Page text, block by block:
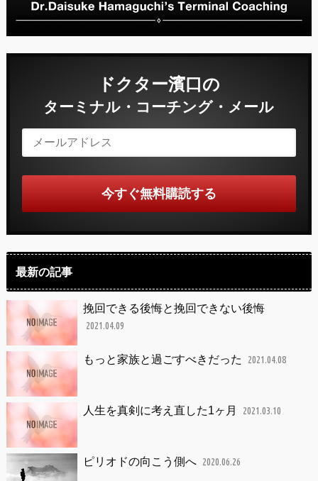
ドクター濱口の
ターミナル・コーチング・メール
最新の記事
挽回できる後悔と挽回できない後悔
2021.04.09
もっと家族と過ごすべきだった 2021.04.08
人生を真剣に考え直した1ヶ月 2021.03.10
ピリオドの向こう側へ 2020.06.26